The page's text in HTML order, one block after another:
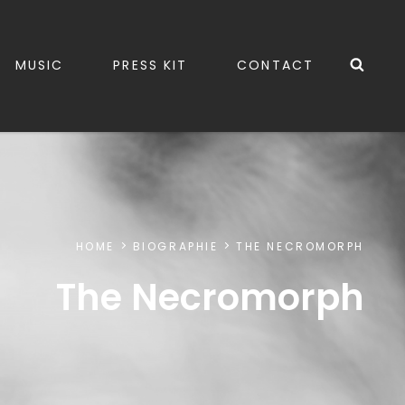
MUSIC PRESS KIT CONTACT
HOME BIOGRAPHIE THE NECROMORPH
The Necromorph